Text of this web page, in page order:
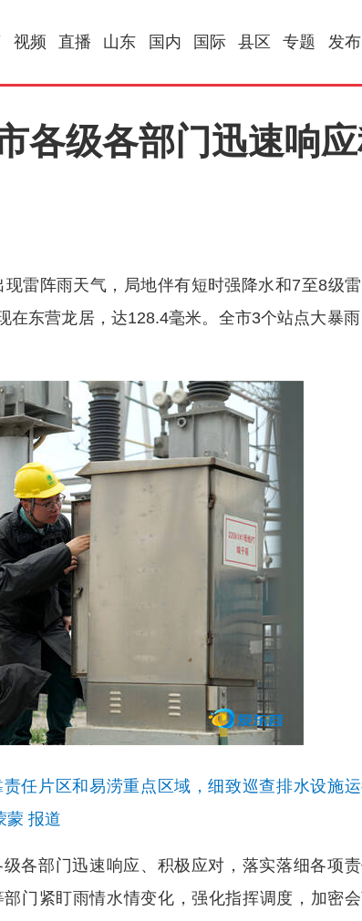
视频 直播 山东 国内 国际 县区 专题 发布
各级各部门迅速响
雷阵雨天气，局地伴有短时强降水和7至8级
在东营龙居，达128.4毫米。全市3个站点大暴
任片区和易涝重点区域，细致巡查排水设施
蒙 报道
各部门迅速响应、积极应对，落实落细各项
门紧盯雨情水情变化，强化指挥调度，加密